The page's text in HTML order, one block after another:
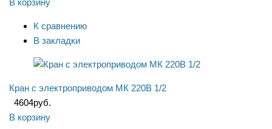
В корзину
К сравнению
В закладки
Кран с электроприводом МК 220B 1/2
4604руб.
В корзину